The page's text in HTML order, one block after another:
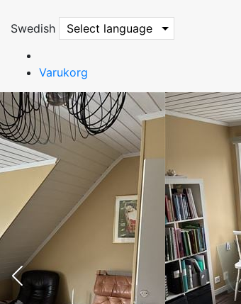
Swedish Select language
Varukorg